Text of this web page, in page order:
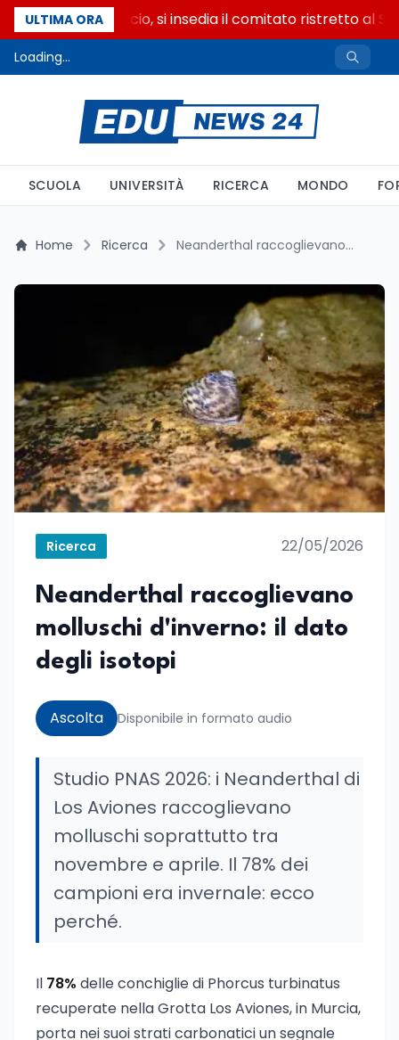
ULTIMA ORA
Riforma del calcio, si insedia il comitato ristretto al
Loading...
SCUOLA UNIVERSITÀ RICERCA MONDO
Home Ricerca Neanderthal raccoglievano molluschi d'inverno: il dato degli isotopi
Ricerca 22/05/2026
Neanderthal raccoglievano
molluschi d'inverno: il dato
degli isotopi
Ascolta Disponibile in formato audio
Studio PNAS 2026: i Neanderthal di
Los Aviones raccoglievano
molluschi soprattutto tra
novembre e aprile. Il 78% dei
campioni era invernale: ecco
perché.
Il 78% delle conchiglie di Phorcus turbinatus
recuperate nella Grotta Los Aviones, in Murcia,
porta nei suoi strati carbonatici un segnale